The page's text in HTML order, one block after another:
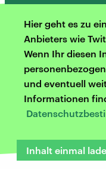
Hier geht es zu
Anbieters wie
Wenn Ihr diesen
und eventuell
Informationen
Inhalt einmal